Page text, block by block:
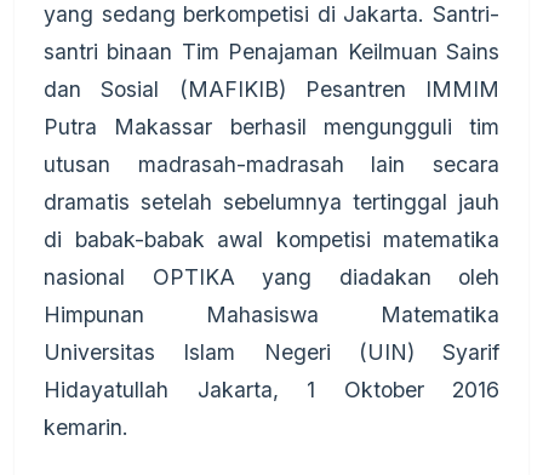
yang sedang berkompetisi di Jakarta. Santri-
santri binaan Tim Penajaman Keilmuan Sains
dan Sosial (MAFIKIB) Pesantren IMMIM
Putra Makassar berhasil mengungguli tim
utusan madrasah-madrasah lain secara
dramatis setelah sebelumnya tertinggal jauh
di babak-babak awal kompetisi matematika
nasional OPTIKA yang diadakan oleh
Himpunan Mahasiswa Matematika
Universitas Islam Negeri (UIN) Syarif
Hidayatullah Jakarta, 1 Oktober 2016
kemarin.